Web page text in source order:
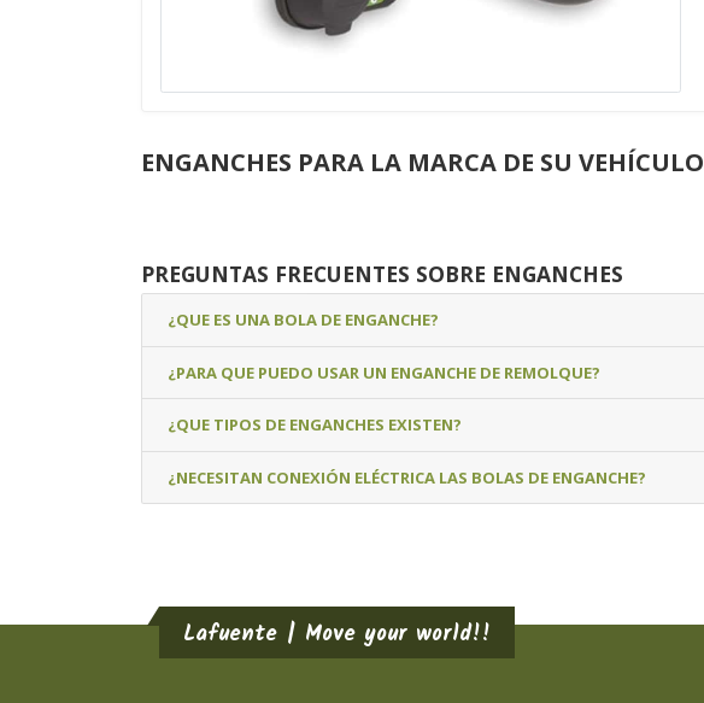
ENGANCHES PARA LA MARCA DE SU VEHÍCULO
PREGUNTAS FRECUENTES SOBRE ENGANCHES
¿QUE ES UNA BOLA DE ENGANCHE?
¿PARA QUE PUEDO USAR UN ENGANCHE DE REMOLQUE?
¿QUE TIPOS DE ENGANCHES EXISTEN?
¿NECESITAN CONEXIÓN ELÉCTRICA LAS BOLAS DE ENGANCHE?
Lafuente | Move your world!!